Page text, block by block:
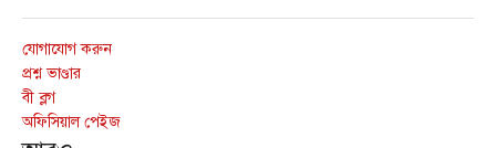
যোগাযোগ করুন
প্রশ্ন ভাণ্ডার
বী ব্লগ
অফিসিয়াল পেইজ